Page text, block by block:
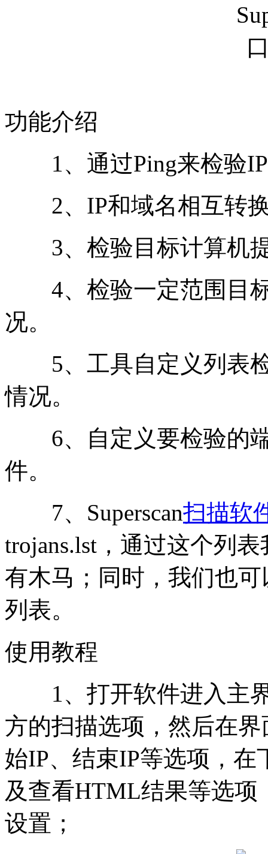
功能介绍
1、通过Ping来检验IP
2、IP和域名相互转
3、检验目标计算机
4、检验一定范围目标
况。
5、工具自定义列表检
情况。
6、自定义要检验的端
件。
7、Superscan扫描软
trojans.lst，通过这个列
有木马；同时，我们也
列表。
使用教程
1、打开软件进入主界
方的扫描选项，然后在
始IP、结束IP等选项，
及查看HTML结果等选
设置；